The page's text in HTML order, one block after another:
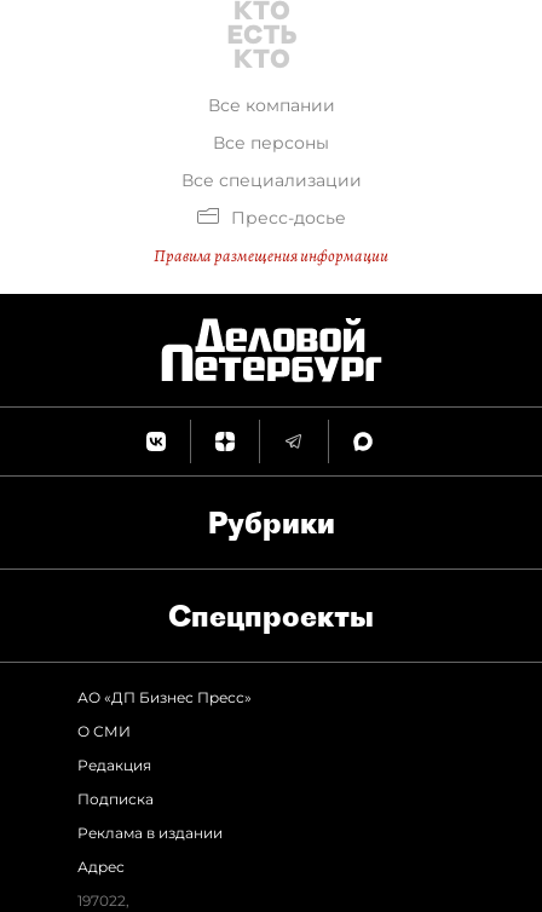
Все компании
Все персоны
Все специализации
Пресс-досье
Правила размещения информации
Рубрики
Спец­проекты
АО «ДП Бизнес Пресс»
О СМИ
Редакция
Подписка
Реклама в издании
Адрес
197022,